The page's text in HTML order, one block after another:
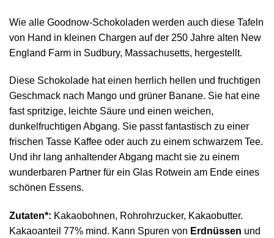
Wie alle Goodnow-Schokoladen werden auch diese Tafeln
von Hand in kleinen Chargen auf der 250 Jahre alten New
England Farm in Sudbury, Massachusetts, hergestellt.
Diese Schokolade hat einen herrlich hellen und fruchtigen
Geschmack nach Mango und grüner Banane. Sie hat eine
fast spritzige, leichte Säure und einen weichen,
dunkelfruchtigen Abgang. Sie passt fantastisch zu einer
frischen Tasse Kaffee oder auch zu einem schwarzem Tee.
Und ihr lang anhaltender Abgang macht sie zu einem
wunderbaren Partner für ein Glas Rotwein am Ende eines
schönen Essens.
Zutaten*: Kakaobohnen, Rohrohrzucker, Kakaobutter.
Kakaoanteil 77% mind. Kann Spuren von Erdnüssen und